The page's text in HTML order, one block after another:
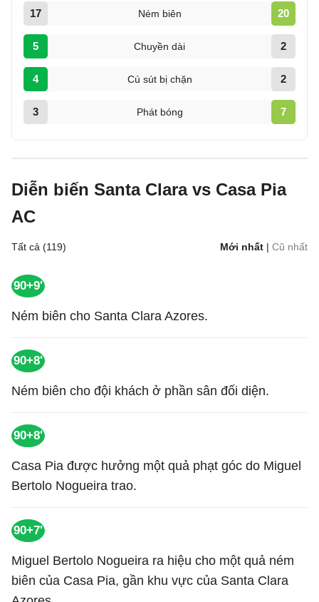
17 Ném biên 20
5 Chuyền dài 2
4 Cú sút bị chặn 2
3 Phát bóng 7
Diễn biến Santa Clara vs Casa Pia
AC
Tất cả (119) Mới nhất | Cũ nhất
90+9'
Ném biên cho Santa Clara Azores.
90+8'
Ném biên cho đội khách ở phần sân đối diện.
90+8'
Casa Pia được hưởng một quả phạt góc do Miguel
Bertolo Nogueira trao.
90+7'
Miguel Bertolo Nogueira ra hiệu cho một quả ném
biên của Casa Pia, gần khu vực của Santa Clara